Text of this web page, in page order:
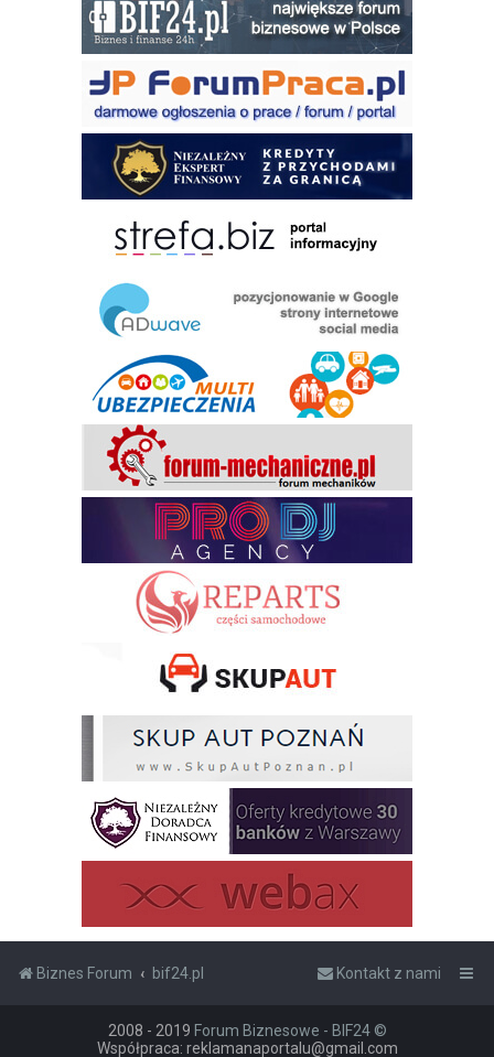
Biznes Forum bif24.pl Kontakt z nami
2008 - 2019 Forum Biznesowe - BIF24 ©
Współpraca: reklamanaportalu@gmail.com